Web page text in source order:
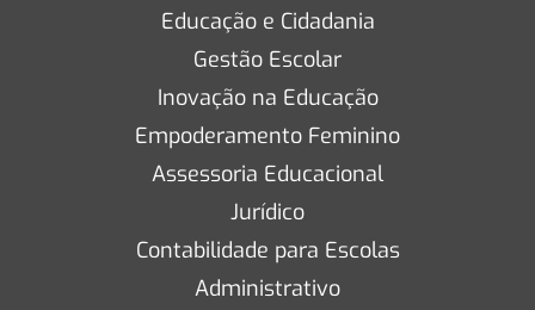
Educação e Cidadania
Gestão Escolar
Inovação na Educação
Empoderamento Feminino
Assessoria Educacional
Jurídico
Contabilidade para Escolas
Administrativo